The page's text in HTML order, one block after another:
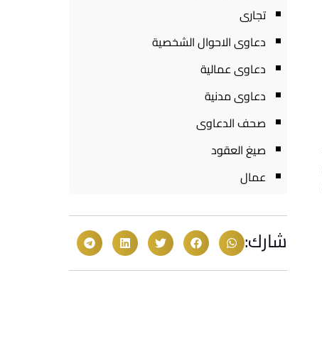
تجارى
دعاوى الاحوال الشخصية
دعاوى عمالية
دعاوى مدنية
صحف الدعاوى
صيغ العقود
عمال
شارك: